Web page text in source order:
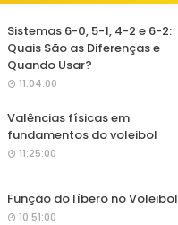
Sistemas 6-0, 5-1, 4-2 e 6-2:
Quais São as Diferenças e
Quando Usar?
11:04:00
Valências físicas em
fundamentos do voleibol
11:25:00
Função do líbero no Voleibol
10:51:00